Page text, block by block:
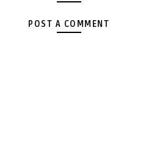
POST A COMMENT